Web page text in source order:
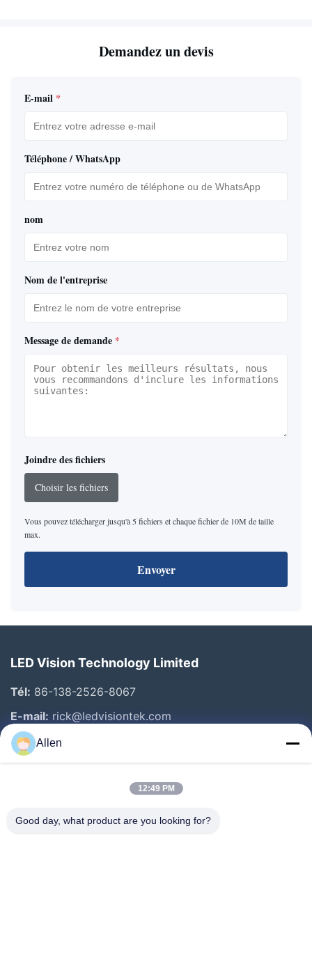
Demandez un devis
E-mail *
Téléphone / WhatsApp
nom
Nom de l'entreprise
Message de demande *
Joindre des fichiers
Choisir les fichiers
Vous pouvez télécharger jusqu'à 5 fichiers et chaque fichier de 10M de taille
max.
Envoyer
LED Vision Technology Limited
Tél: 86-138-2526-8067
E-mail: rick@ledvisiontek.com
Liens Rapides
Produits
Allen
12:49 PM
Good day, what product are you looking for?